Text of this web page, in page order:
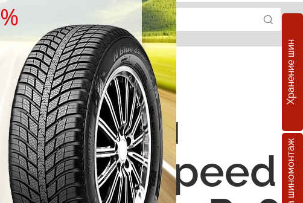
Хранение шин
шины
Cargo Speed